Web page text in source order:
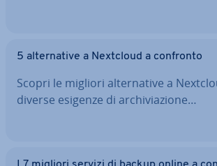
5 al­ter­na­ti­ve a Nextcloud a confronto
Scopri le migliori al­ter­na­ti­ve a
diverse esigenze di ar­chi­via­zio­ne…